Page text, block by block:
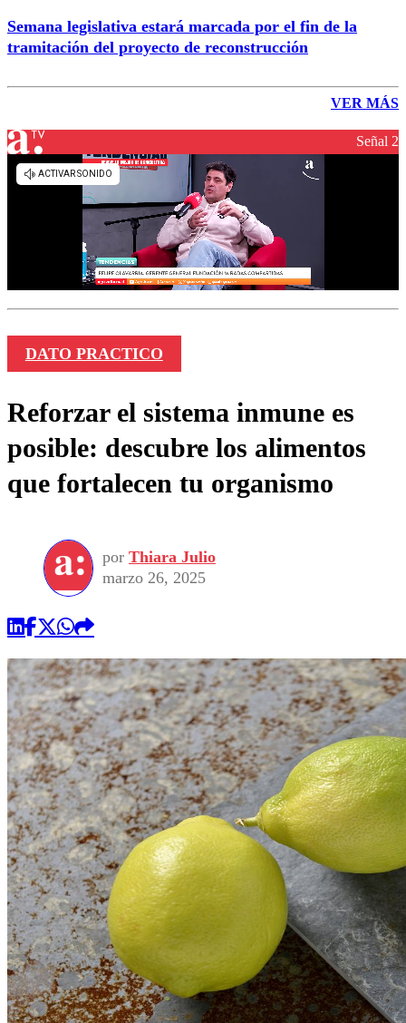
Semana legislativa estará marcada por el fin de la
tramitación del proyecto de reconstrucción
VER MÁS
Señal 2
DATO PRACTICO
Reforzar el sistema inmune es
posible: descubre los alimentos
que fortalecen tu organismo
por Thiara Julio
marzo 26, 2025